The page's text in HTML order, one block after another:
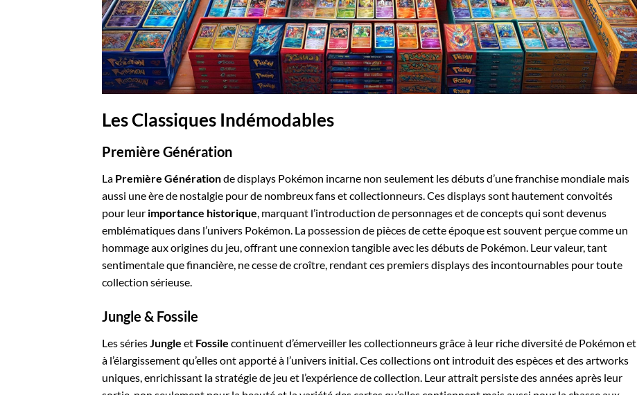
Les Classiques Indémodables
Première Génération
La Première Générationde displays Pokémon incarne non seulement les débuts d’une franchise mondiale mais
aussi une ère de nostalgie pour de nombreux fans et collectionneurs. Ces displays sont hautement convoités
pour leur importance historique, marquant l’introduction de personnages et de concepts qui sont devenus
emblématiques dans l’univers Pokémon. La possession de pièces de cette époque est souvent perçue comme un
hommage aux origines du jeu, offrant une connexion tangible avec les débuts de Pokémon. Leur valeur, tant
sentimentale que financière, ne cesse de croître, rendant ces premiers displays des incontournables pour toute
collection sérieuse.
Jungle & Fossile
Les séries Jungle et Fossile continuent d’émerveiller les collectionneurs grâce à leur riche diversité de Pokémon et
à l’élargissement qu’elles ont apporté à l’univers initial. Ces collections ont introduit des espèces et des artworks
uniques, enrichissant la stratégie de jeu et l’expérience de collection. Leur attrait persiste des années après leur